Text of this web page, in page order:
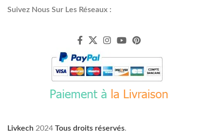
Suivez Nous Sur Les Réseaux :
Livkech 2024 Tous droits réservés.